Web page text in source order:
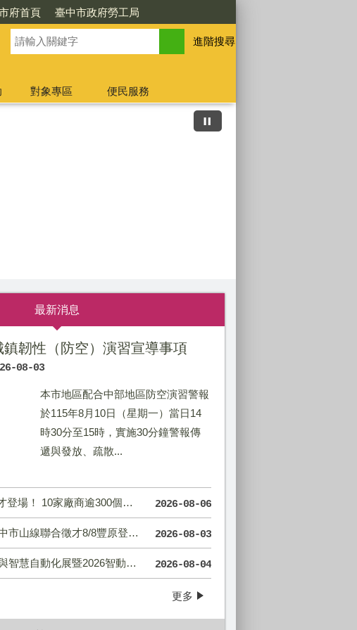
府首頁 臺中市政府勞工局
進階搜尋
對象專區
便民服務
最新消息
鎮韌性（防空）演習宣導事項
08-03
本市地區配合中部地區防空演習警報
於115年8月10日（星期一）當日14
時30分至15時，實施30分鐘警報傳
遞與發放、疏散...
廠商逾300個職缺、全面E化免帶履歷！ 2026-08-06
聯合徵才8/8豐原登場 最高月薪96K 2026-08-03
化展暨2026智動化技術人才媒合活動 2026-08-04
更多